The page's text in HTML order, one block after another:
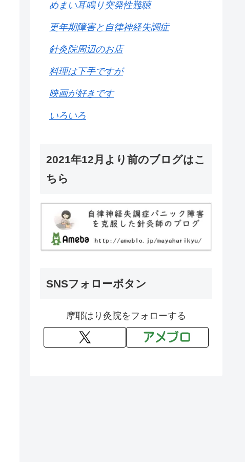
めまい耳鳴り突発性難聴
更年期障害と自律神経失調症
針灸院周辺のお店
料理は下手ですが
映画が好きです
いろいろ
2021年12月より前のブログはこ
ちら
SNSフォローボタン
摩耶はり灸院をフォローする